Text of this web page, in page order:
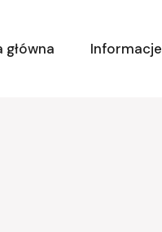
Informacje